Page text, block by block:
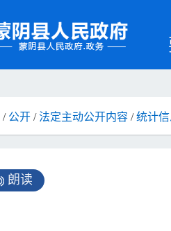
/ 公开 /法定主动公开内容 /统计
朗读